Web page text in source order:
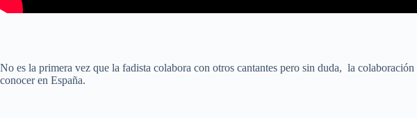
No es la primera vez que la fadista colabora con otros cantantes pero sin duda, la
conocer en España.